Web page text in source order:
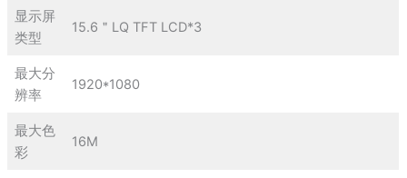
显示屏
类型
15.6＂LQ TFT LCD*3
最大分
辨率
1920*1080
最大色
彩
16M